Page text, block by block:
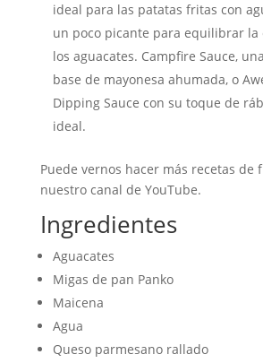
ideal para las patatas fritas con
un poco picante para equilibrar la
los aguacates. Campfire Sauce,
base de mayonesa ahumada, o
Dipping Sauce con su toque de
ideal.
Puede vernos hacer más recetas de
nuestro canal de YouTube.
Ingredientes
Aguacates
Migas de pan Panko
Maicena
Agua
Queso parmesano rallado